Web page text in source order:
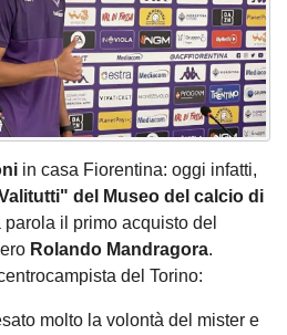
in casa Fiorentina: oggi infatti,
del Museo del calcio di
parola il primo acquisto del
Rolando Mandragora.
del Torino:
molto la volontà del mister e